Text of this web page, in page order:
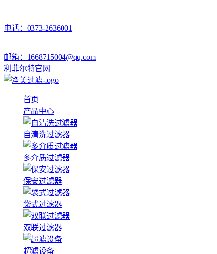
电话：0373-2636001
邮箱：1668715004@qq.com
利菲尔特官网
首页
产品中心
自清洗过滤器
多介质过滤器
保安过滤器
袋式过滤器
双联过滤器
超滤设备